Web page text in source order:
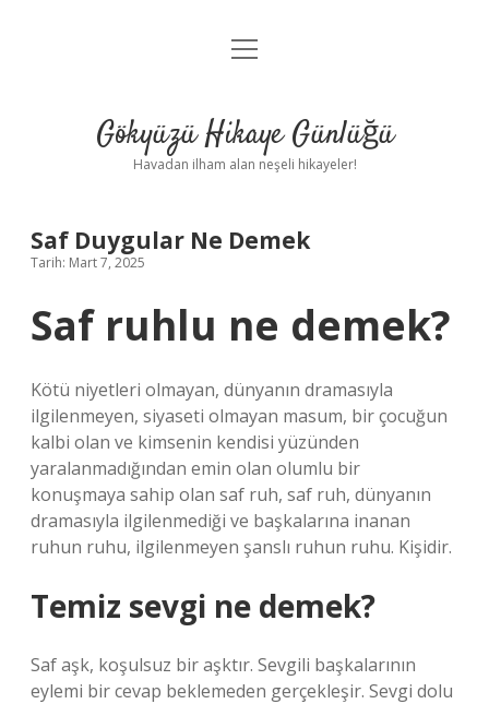
Anasayfa
Yasal Uyarı
menüyü
Gökyüzü Hikaye Günlüğü
Havadan ilham alan neşeli hikayeler!
Saf Duygular Ne Demek
Tarih: Mart 7, 2025
Saf ruhlu ne demek?
Kötü niyetleri olmayan, dünyanın dramasıyla
ilgilenmeyen, siyaseti olmayan masum, bir çocuğun
kalbi olan ve kimsenin kendisi yüzünden
yaralanmadığından emin olan olumlu bir
konuşmaya sahip olan saf ruh, saf ruh, dünyanın
dramasıyla ilgilenmediği ve başkalarına inanan
ruhun ruhu, ilgilenmeyen şanslı ruhun ruhu. Kişidir.
Temiz sevgi ne demek?
Saf aşk, koşulsuz bir aşktır. Sevgili başkalarının
eylemi bir cevap beklemeden gerçekleşir. Sevgi dolu